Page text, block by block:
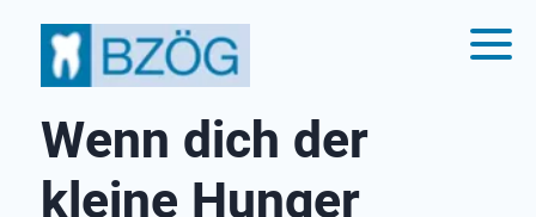
Wenn dich der